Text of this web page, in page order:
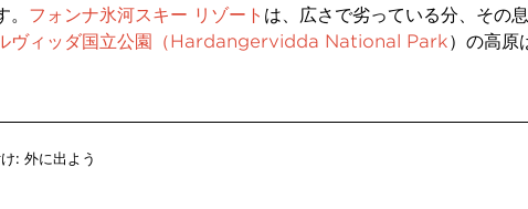
。 フォンナ氷河スキー リゾート は、広さで劣っている分、その
ヴィッダ国立公園（Hardangervidda National Park）の高原
: 外に出よう